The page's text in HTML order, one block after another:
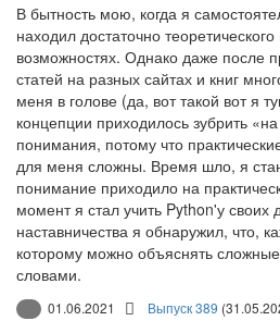
В бытность мою, когда я
находил достаточно
возможностях. Однако даже после
статей на разных сайтах и книг
меня в голове (да, вот такой вот я
концепции приходилось зубрить
понимания, потому что
для меня сложны. Время шло, я
понимание приходило на
момент я стал учить Python'у своих
наставничества я обнаружил, что,
которому можно объяснять
словами.
01.06.2021 Выпуск 389